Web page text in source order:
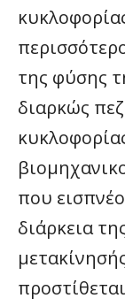
της φύσης
διαρκώς
που
διάρκεια